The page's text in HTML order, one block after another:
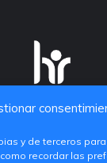
y de terceros
recordar las